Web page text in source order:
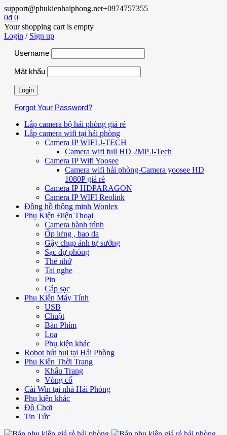
support@phukienhaiphong.net+0974757355
0₫ 0
Your shopping cart is empty
Login / Sign up
Username
Mật khẩu
Forgot Your Password?
Lắp camera bộ hải phòng giá rẻ
Lắp camera wifi tại hải phòng
Camera IP WIFI J-TECH
Camera wifi full HD 2MP J-Tech
Camera IP Wifi Yoosee
Camera wifi hải phòng-Camera yoosee HD
1080P giá rẻ
Camera IP HDPARAGON
Camera IP WIFI Reolink
Đồng hồ thông minh Wonlex
Phụ Kiện Điện Thoại
Camera hành trình
Ốp lưng , bao da
Gậy chụp ảnh tự sướng
Sạc dự phòng
Thẻ nhớ
Tai nghe
Pin
Cáp sạc
Phụ Kiện Máy Tính
USB
Chuột
Bàn Phím
Loa
Phụ kiện khác
Robot hút bui tại Hải Phòng
Phụ Kiên Thời Trang
Khẩu Trang
Vòng cổ
Cài Win tại nhà Hải Phòng
Phụ kiện khác
Đồ Chơi
Tin Tức